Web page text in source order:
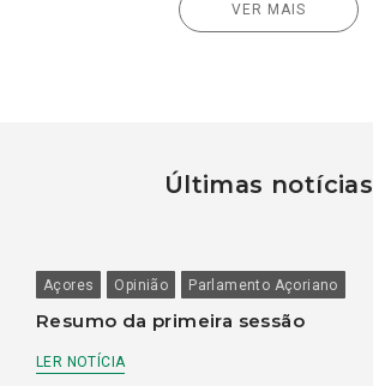
VER MAIS
Últimas notícias
Açores Opinião Parlamento Açoriano
Resumo da primeira sessão
LER NOTÍCIA